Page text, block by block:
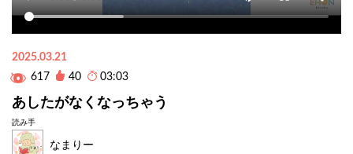
2025.03.21
617
40 03:03
あしたがなくなっちゃう
読み手
なまりー